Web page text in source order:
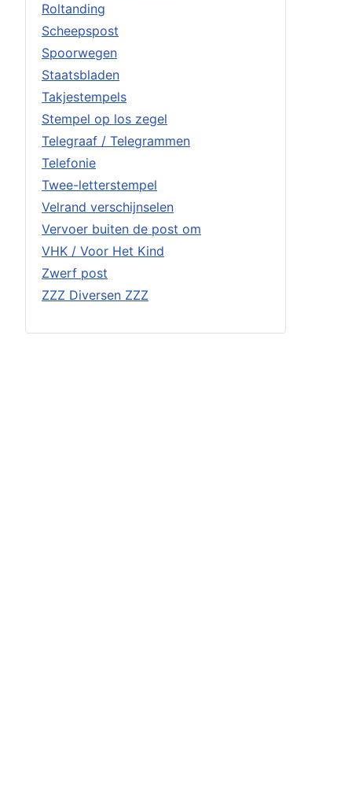
Roltanding
Scheepspost
Spoorwegen
Staatsbladen
Takjestempels
Stempel op los zegel
Telegraaf / Telegrammen
Telefonie
Twee-letterstempel
Velrand verschijnselen
Vervoer buiten de post om
VHK / Voor Het Kind
Zwerf post
ZZZ Diversen ZZZ